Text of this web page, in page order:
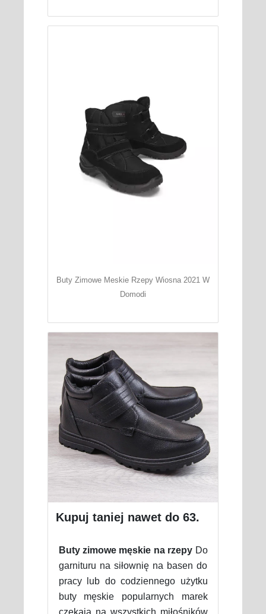
Buty Zimowe Meskie Rzepy Wiosna 2021 W
Domodi
Kupuj taniej nawet do 63.
Buty zimowe męskie na rzepy Do
garnituru na siłownię na basen do
pracy lub do codziennego użytku
buty męskie popularnych marek
czekają na wszystkich miłośników